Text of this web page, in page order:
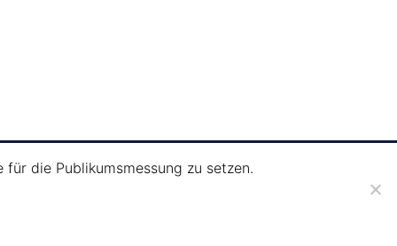
die Publikumsmessung zu setzen.